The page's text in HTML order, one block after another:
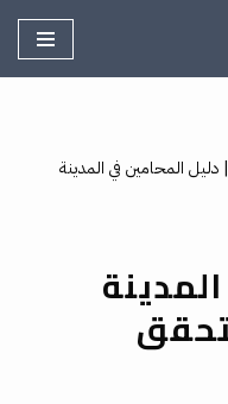
| دليل المحامين في المدينة